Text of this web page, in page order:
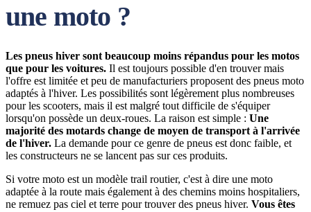
une moto ?
Les pneus hiver sont beaucoup moins répandus pour les motos
que pour les voitures. Il est toujours possible d'en trouver mais
l'offre est limitée et peu de manufacturiers proposent des pneus moto
adaptés à l'hiver. Les possibilités sont légèrement plus nombreuses
pour les scooters, mais il est malgré tout difficile de s'équiper
lorsqu'on possède un deux-roues. La raison est simple : Une
majorité des motards change de moyen de transport à l'arrivée
de l'hiver. La demande pour ce genre de pneus est donc faible, et
les constructeurs ne se lancent pas sur ces produits.
Si votre moto est un modèle trail routier, c'est à dire une moto
adaptée à la route mais également à des chemins moins hospitaliers,
ne remuez pas ciel et terre pour trouver des pneus hiver. Vous êtes